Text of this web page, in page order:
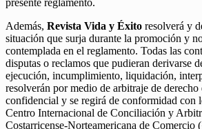
Además, Revista Vida y Éxito resolverá y
situación que surja durante la promoción y
contemplada en el reglamento. Todas las
disputas o reclamos que pudieran derivarse
ejecución, incumplimiento, liquidación,
resolverán por medio de arbitraje de derecho
confidencial y se regirá de conformidad con
Centro Internacional de Conciliación y
Costarricense-Norteamericana de Comercio